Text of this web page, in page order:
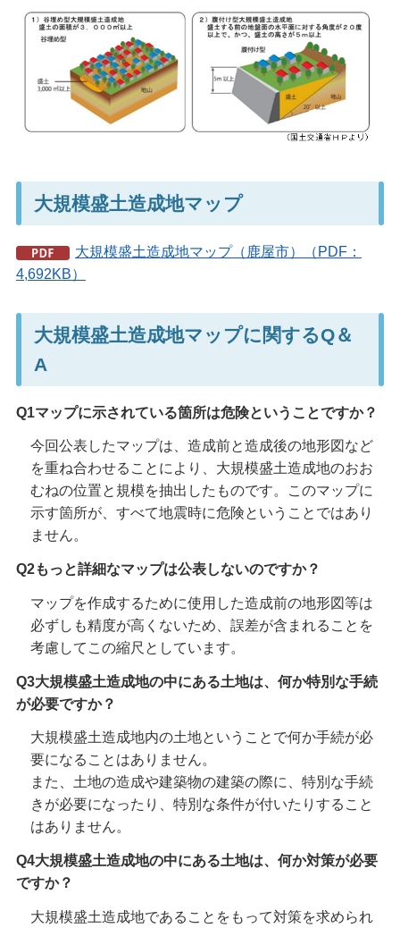
大規模盛土造成地マップ
大規模盛土造成地マップ（鹿屋市）（PDF：
4,692KB）
大規模盛土造成地マップに関するQ＆
A
Q1マップに示されている箇所は危険ということですか？
今回公表したマップは、造成前と造成後の地形図など
を重ね合わせることにより、大規模盛土造成地のおお
むねの位置と規模を抽出したものです。このマップに
示す箇所が、すべて地震時に危険ということではあり
ません。
Q2もっと詳細なマップは公表しないのですか？
マップを作成するために使用した造成前の地形図等は
必ずしも精度が高くないため、誤差が含まれることを
考慮してこの縮尺としています。
Q3大規模盛土造成地の中にある土地は、何か特別な手続
が必要ですか？
大規模盛土造成地内の土地ということで何か手続が必
要になることはありません。
また、土地の造成や建築物の建築の際に、特別な手続
きが必要になったり、特別な条件が付いたりすること
はありません。
Q4大規模盛土造成地の中にある土地は、何か対策が必要
ですか？
大規模盛土造成地であることをもって対策を求められ